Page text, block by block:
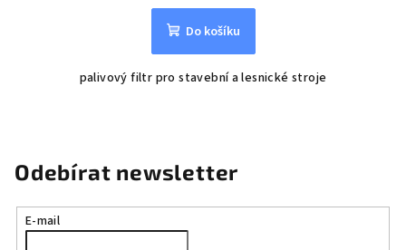
Do košíku
palivový filtr pro stavební a lesnické stroje
Odebírat newsletter
E-mail